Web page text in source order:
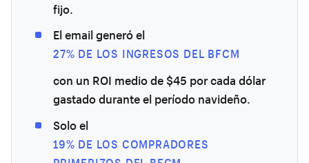
fijo.
El email generó el
27% DE LOS INGRESOS DEL BFCM
con un ROI medio de $45 por cada dólar
gastado durante el período navideño.
Solo el
19% DE LOS COMPRADORES